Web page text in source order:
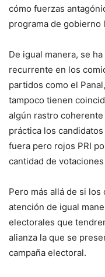
cómo fuerzas
programa de gobierno
De igual manera, se
recurrente en los
partidos como el
tampoco tienen
algún rastro
práctica los
fuera pero rojos PRI
cantidad de
Pero más allá de si
atención de igual
electorales que
alianza la que se
campaña electoral.